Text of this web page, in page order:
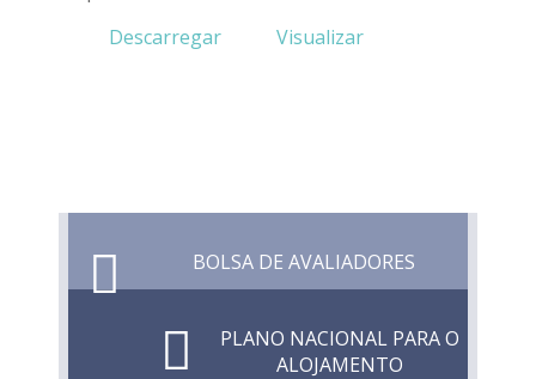
Descarregar
Visualizar
BOLSA DE AVALIADORES
PLANO NACIONAL PARA O
ALOJAMENTO